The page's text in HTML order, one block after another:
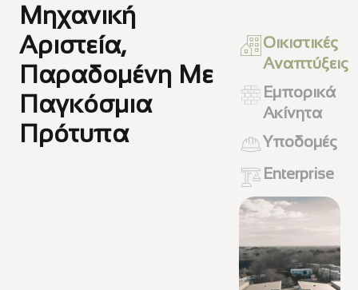
Μηχανική
Αριστεία,
Παραδομένη Με
Παγκόσμια
Πρότυπα
Οικιστικές
Αναπτύξεις
Εμπορικά
Ακίνητα
Υποδομές
Enterprise